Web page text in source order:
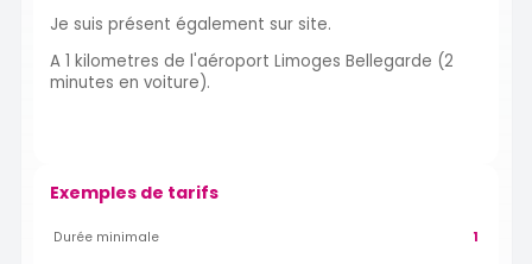
Je suis présent également sur site.
A 1 kilometres de l'aéroport Limoges Bellegarde (2
minutes en voiture).
Exemples de tarifs
Durée minimale 1